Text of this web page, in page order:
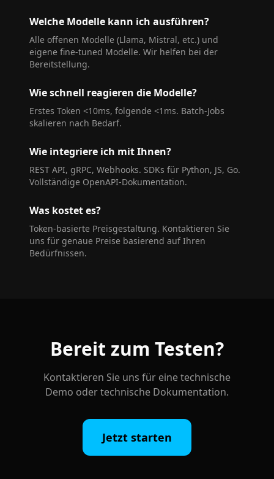
Welche Modelle kann ich ausführen?
Alle offenen Modelle (Llama, Mistral, etc.) und
eigene fine-tuned Modelle. Wir helfen bei der
Bereitstellung.
Wie schnell reagieren die Modelle?
Erstes Token <10ms, folgende <1ms. Batch-Jobs
skalieren nach Bedarf.
Wie integriere ich mit Ihnen?
REST API, gRPC, Webhooks. SDKs für Python, JS, Go.
Vollständige OpenAPI-Dokumentation.
Was kostet es?
Token-basierte Preisgestaltung. Kontaktieren Sie
uns für genaue Preise basierend auf Ihren
Bedürfnissen.
Bereit zum Testen?
Kontaktieren Sie uns für eine technische
Demo oder technische Dokumentation.
Jetzt starten